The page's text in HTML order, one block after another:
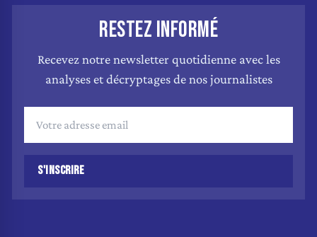
RESTEZ INFORMÉ
Recevez notre newsletter quotidienne avec les
analyses et décryptages de nos journalistes
S'INSCRIRE